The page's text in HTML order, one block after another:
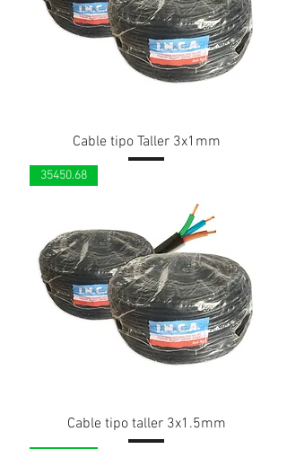
Cable tipo Taller 3x1mm
35450.68
Cable tipo taller 3x1.5mm